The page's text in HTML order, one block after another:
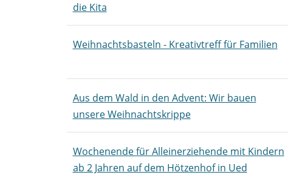
die Kita
Weihnachtsbasteln - Kreativtreff für Familien
Aus dem Wald in den Advent: Wir bauen
unsere Weihnachtskrippe
Wochenende für Alleinerziehende mit Kindern
ab 2 Jahren auf dem Hötzenhof in Ued